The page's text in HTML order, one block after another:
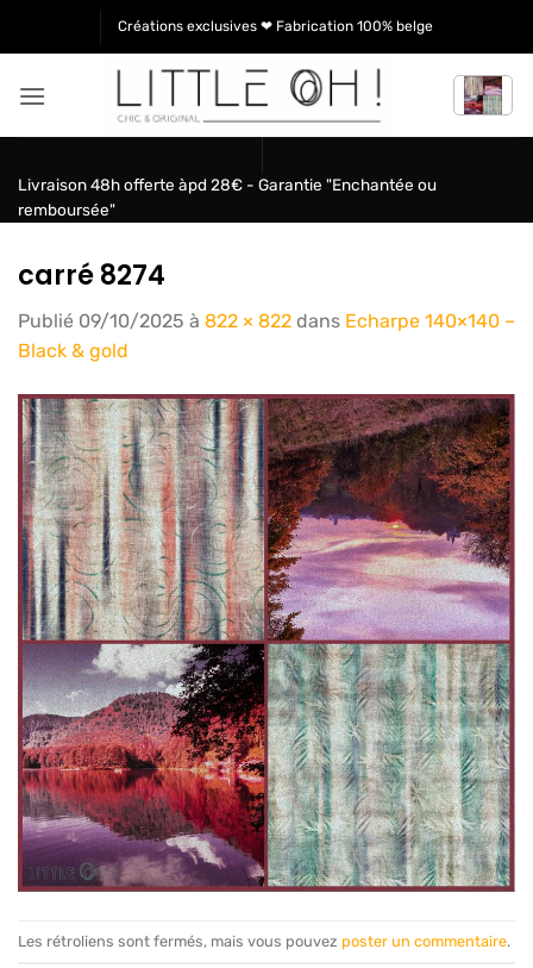
Créations exclusives ❤ Fabrication 100% belge
Livraison 48h offerte àpd 28€ - Garantie "Enchantée ou
remboursée"
carré 8274
Publié 09/10/2025 à 822 × 822 dans Echarpe 140×140 –
Black & gold
Les rétroliens sont fermés, mais vous pouvez poster un commentaire.